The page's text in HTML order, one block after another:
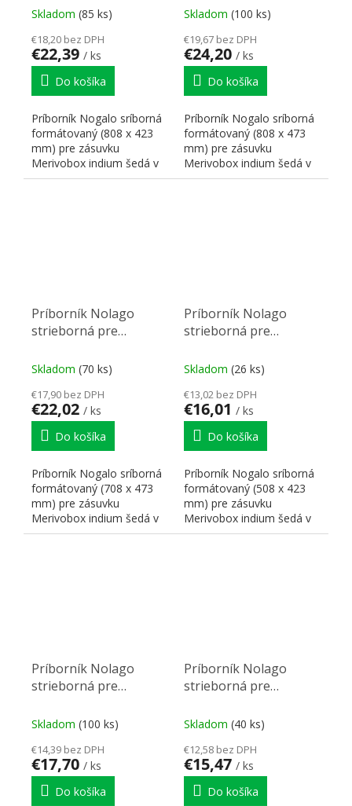
423 mm)
Skladom (85 ks)
€18,20 bez DPH
€22,39 / ks
Do košíka
Príborník Nogalo sríborná
formátovaný (808 x 423
mm) pre zásuvku
Merivobox indium šedá v
hĺbke 450 mm pre skrinku
473 mm)
Skladom (100 ks)
€19,67 bez DPH
€24,20 / ks
Do košíka
Príborník Nogalo sríborná
formátovaný (808 x 473
mm) pre zásuvku
Merivobox indium šedá v
hĺbke 500 mm pre skrinku
Príborník Nolago
strieborná pre
473 mm)
Skladom (70 ks)
€17,90 bez DPH
€22,02 / ks
Do košíka
Príborník Nogalo sríborná
formátovaný (708 x 473
mm) pre zásuvku
Merivobox indium šedá v
hĺbke 500 mm pre skrinku
Príborník Nolago
strieborná pre
423 mm)
Skladom (26 ks)
€13,02 bez DPH
€16,01 / ks
Do košíka
Príborník Nogalo sríborná
formátovaný (508 x 423
mm) pre zásuvku
Merivobox indium šedá v
hĺbke 450 mm pre skrinku
Príborník Nolago
strieborná pre
473 mm)
Skladom (100 ks)
€14,39 bez DPH
€17,70 / ks
Do košíka
Príborník Nolago
strieborná pre
473 mm)
Skladom (40 ks)
€12,58 bez DPH
€15,47 / ks
Do košíka